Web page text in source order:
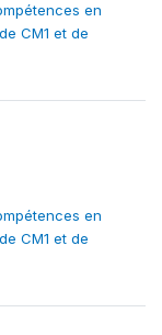
en
CM1 et de
en
CM1 et de